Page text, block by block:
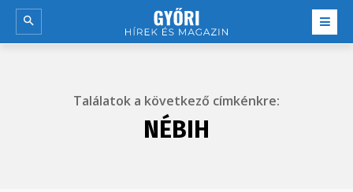
Találatok a következő címkénkre:
NÉBIH